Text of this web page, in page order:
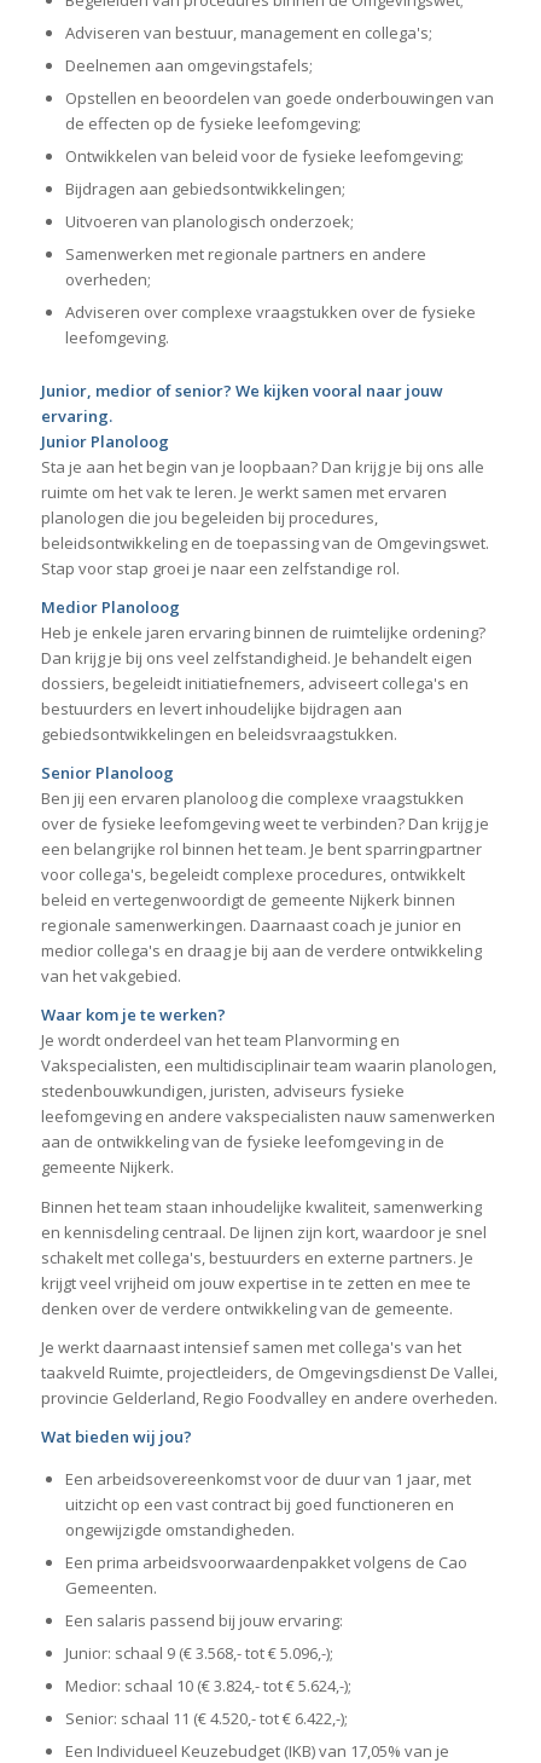
Adviseren van bestuur, management en collega's;
Deelnemen aan omgevingstafels;
Opstellen en beoordelen van goede onderbouwingen van
de effecten op de fysieke leefomgeving;
Ontwikkelen van beleid voor de fysieke leefomgeving;
Bijdragen aan gebiedsontwikkelingen;
Uitvoeren van planologisch onderzoek;
Samenwerken met regionale partners en andere
overheden;
Adviseren over complexe vraagstukken over de fysieke
leefomgeving.
Junior, medior of senior? We kijken vooral naar jouw
ervaring.
Junior Planoloog
Sta je aan het begin van je loopbaan? Dan krijg je bij ons alle
ruimte om het vak te leren. Je werkt samen met ervaren
planologen die jou begeleiden bij procedures,
beleidsontwikkeling en de toepassing van de Omgevingswet.
Stap voor stap groei je naar een zelfstandige rol.
Medior Planoloog
Heb je enkele jaren ervaring binnen de ruimtelijke ordening?
Dan krijg je bij ons veel zelfstandigheid. Je behandelt eigen
dossiers, begeleidt initiatiefnemers, adviseert collega's en
bestuurders en levert inhoudelijke bijdragen aan
gebiedsontwikkelingen en beleidsvraagstukken.
Senior Planoloog
Ben jij een ervaren planoloog die complexe vraagstukken
over de fysieke leefomgeving weet te verbinden? Dan krijg je
een belangrijke rol binnen het team. Je bent sparringpartner
voor collega's, begeleidt complexe procedures, ontwikkelt
beleid en vertegenwoordigt de gemeente Nijkerk binnen
regionale samenwerkingen. Daarnaast coach je junior en
medior collega's en draag je bij aan de verdere ontwikkeling
van het vakgebied.
Waar kom je te werken?
Je wordt onderdeel van het team Planvorming en
Vakspecialisten, een multidisciplinair team waarin planologen,
stedenbouwkundigen, juristen, adviseurs fysieke
leefomgeving en andere vakspecialisten nauw samenwerken
aan de ontwikkeling van de fysieke leefomgeving in de
gemeente Nijkerk.
Binnen het team staan inhoudelijke kwaliteit, samenwerking
en kennisdeling centraal. De lijnen zijn kort, waardoor je snel
schakelt met collega's, bestuurders en externe partners. Je
krijgt veel vrijheid om jouw expertise in te zetten en mee te
denken over de verdere ontwikkeling van de gemeente.
Je werkt daarnaast intensief samen met collega's van het
taakveld Ruimte, projectleiders, de Omgevingsdienst De Vallei,
provincie Gelderland, Regio Foodvalley en andere overheden.
Wat bieden wij jou?
Een arbeidsovereenkomst voor de duur van 1 jaar, met
uitzicht op een vast contract bij goed functioneren en
ongewijzigde omstandigheden.
Een prima arbeidsvoorwaardenpakket volgens de Cao
Gemeenten.
Een salaris passend bij jouw ervaring:
Junior: schaal 9 (€ 3.568,- tot € 5.096,-);
Medior: schaal 10 (€ 3.824,- tot € 5.624,-);
Senior: schaal 11 (€ 4.520,- tot € 6.422,-);
Een Individueel Keuzebudget (IKB) van 17,05% van je